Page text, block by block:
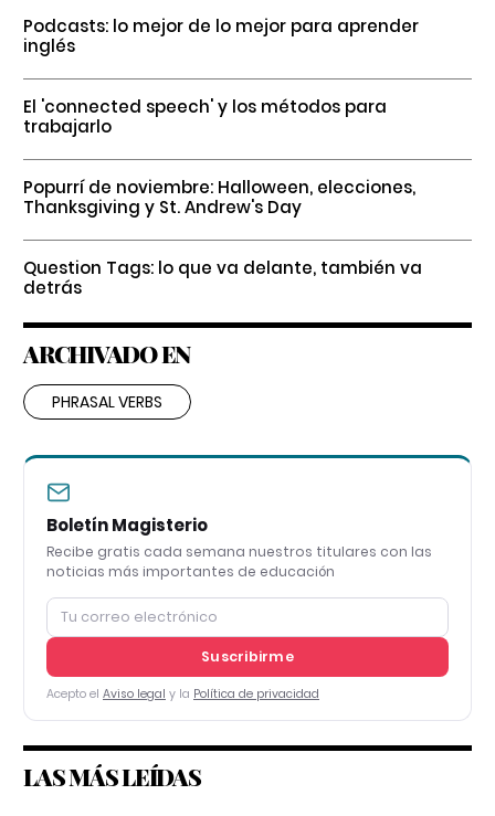
Podcasts: lo mejor de lo mejor para aprender
inglés
El 'connected speech' y los métodos para
trabajarlo
Popurrí de noviembre: Halloween, elecciones,
Thanksgiving y St. Andrew's Day
Question Tags: lo que va delante, también va
detrás
ARCHIVADO EN
PHRASAL VERBS
Boletín Magisterio
Recibe gratis cada semana nuestros titulares con las
noticias más importantes de educación
Suscribirme
Acepto el Aviso legal y la Política de privacidad
LAS MÁS LEÍDAS